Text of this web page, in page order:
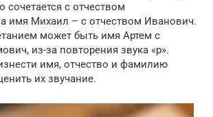
с отчеством
имя Михаил – с отчеством Иванович.
может быть имя Артем с
из-за повторения звука «р».
имя, отчество и фамилию
их звучание.